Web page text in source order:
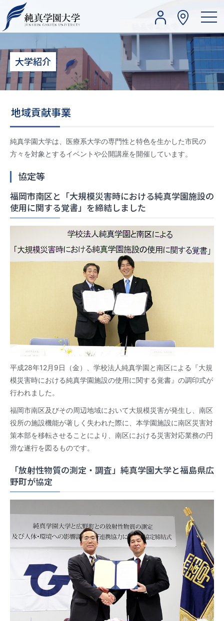
大学紹介
地域貢献事業
純真学園大学は、医療系大学の専門性と特色を生かした市民の
方々を対象とするイベントや公開講座を開催しています。
協定等
福岡市南区と「大規模災害時における純真学園施設の
使用に関する覚書」を締結しました
平成28年12月9日（金）、学校法人純真学園と南区による『大規
模災害時における純真学園施設の使用に関する覚書』の調印式が
行われました。
福岡市南区及びその周辺地域において大規模災害が発生し、南区
役所の施設機能が著しく失われた際に、本学園施設に南区災害対
策本部を移転させることにより、南区における災害対応業務の円
滑な遂行を図るものです。
「放射性物質の測定・調査」純真学園大学と福島県広
野町が協定